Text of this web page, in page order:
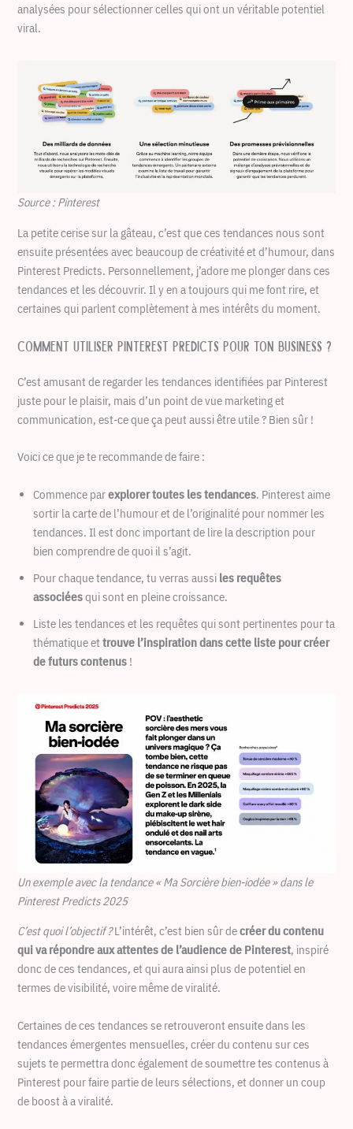
analysées pour sélectionner celles qui ont un véritable potentiel
viral.
Source : Pinterest
La petite cerise sur la gâteau, c’est que ces tendances nous sont
ensuite présentées avec beaucoup de créativité et d’humour, dans
Pinterest Predicts. Personnellement, j’adore me plonger dans ces
tendances et les découvrir. Il y en a toujours qui me font rire, et
certaines qui parlent complètement à mes intérêts du moment.
Comment utiliser Pinterest Predicts pour ton business ?
C’est amusant de regarder les tendances identifiées par Pinterest
juste pour le plaisir, mais d’un point de vue marketing et
communication, est-ce que ça peut aussi être utile ? Bien sûr !
Voici ce que je te recommande de faire :
Commence parexplorer toutes les tendances. Pinterest aime
sortir la carte de l’humour et de l’originalité pour nommer les
tendances. Il est donc important de lire la description pour
bien comprendre de quoi il s’agit.
Pour chaque tendance, tu verras aussi les requêtes
associéesqui sont en pleine croissance.
Liste les tendances et les requêtes qui sont pertinentes pour ta
thématique ettrouve l’inspiration dans cette liste pour créer
de futurs contenus !
Un exemple avec la tendance « Ma Sorcière bien-iodée » dans le
Pinterest Predicts 2025
C’est quoi l’objectif ?L’intérêt, c’est bien sûr decréer du contenu
qui va répondre aux attentes de l’audience de Pinterest, inspiré
donc de ces tendances, et qui aura ainsi plus de potentiel en
termes de visibilité, voire même de viralité.
Certaines de ces tendances se retrouveront ensuite dans les
tendances émergentes mensuelles, créer du contenu sur ces
sujets te permettra donc également de soumettre tes contenus à
Pinterest pour faire partie de leurs sélections, et donner un coup
de boost à a viralité.